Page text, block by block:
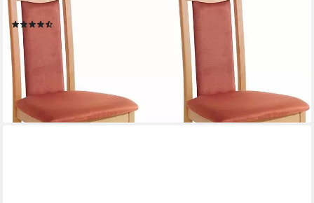
Microfaser, Gestell aus Buche Massivholz
(693)
129,99 €
(65,00 €/ 1 Stk)
lieferbar - in 2-3 Werktagen bei dir